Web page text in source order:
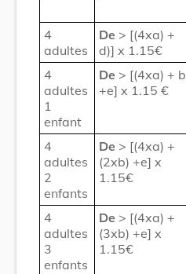
4
adultes
De > [(4xa) +
d)] x 1.15€
4
adultes
1
enfant
De > [(4xa) + b
+e] x 1.15 €
4
adultes
2
enfants
De > [(4xa) +
(2xb) +e] x
1.15€
4
adultes
3
enfants
De > [(4xa) +
(3xb) +e] x
1.15€